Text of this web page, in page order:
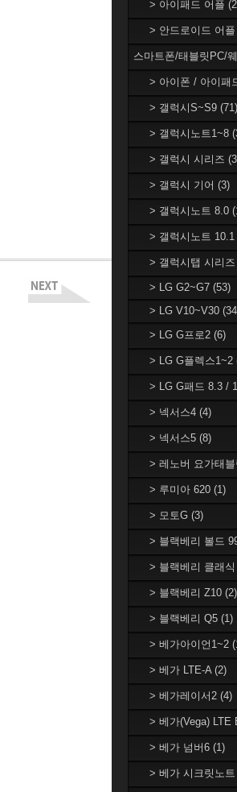
> 아이패드 어플
> 안드로이드 어플
스마트폰/태블릿PC/
> 아이폰 / 아이패
> 갤럭시S~S9 (71)
> 갤럭시노트1~8
> 갤럭시 시리즈
> 갤럭시 기어 (3)
> 갤럭시노트 8.0
> 갤럭시노트 10.1
> 갤럭시탭 시리즈
> LG G2~G7 (53)
> LG V10~V30
> LG G프로2 (6)
> LG G플렉스1~2
> LG G패드 8.3 /
> 넥서스4 (4)
> 넥서스5 (8)
> 레노버 요가태
> 루미아 620 (1)
> 모토G (3)
> 블랙베리 볼드
> 블랙베리 클래식
> 블랙베리 Z10 (2)
> 블랙베리 Q5 (1)
> 베가아이언1~2
> 베가 LTE-A (2)
> 베가레이서2 (4)
> 베가(Vega) LTE
> 베가 넘버6 (1)
> 베가 시크릿노트